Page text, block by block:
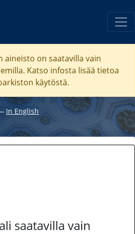
aineisto on saatavilla vain
Katso infosta lisää tietoa
käytöstä.
In English
saatavilla vain